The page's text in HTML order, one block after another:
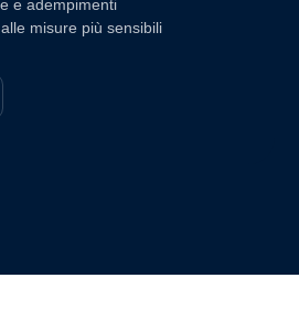
e adempimenti
misure più sensibili